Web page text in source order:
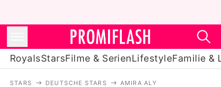
RoyalsStarsFilme & SerienLifestyleFamilie &
STARS DEUTSCHE STARS AMIRA ALY